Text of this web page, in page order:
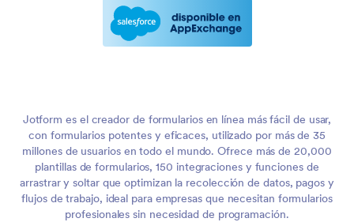
Jotform es el creador de formularios en línea más fácil de usar,
con formularios potentes y eficaces, utilizado por más de 35
millones de usuarios en todo el mundo. Ofrece más de 20,000
plantillas de formularios, 150 integraciones y funciones de
arrastrar y soltar que optimizan la recolección de datos, pagos y
flujos de trabajo, ideal para empresas que necesitan formularios
profesionales sin necesidad de programación.